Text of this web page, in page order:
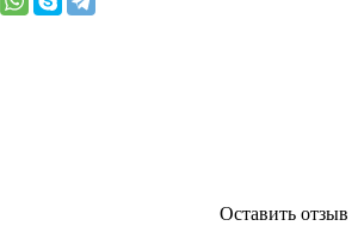
Оставить отзыв